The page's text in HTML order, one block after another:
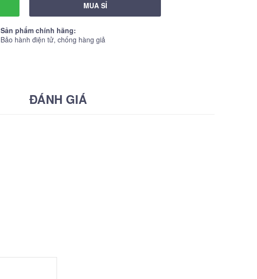
MUA SỈ
Sản phẩm chính hãng:
Bảo hành điện tử, chống hàng giả
ĐÁNH GIÁ